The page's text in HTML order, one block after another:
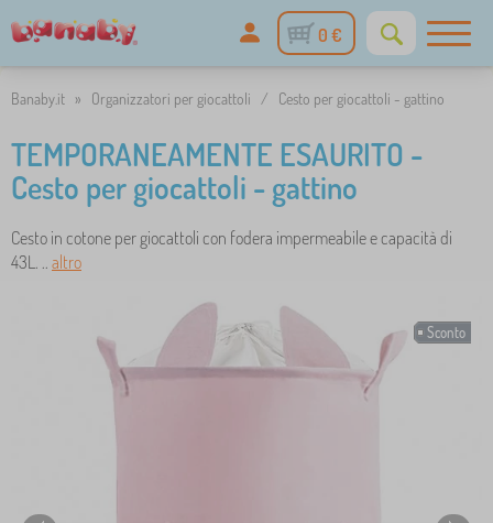
0 €
Banaby.it » Organizzatori per giocattoli / Cesto per giocattoli - gattino
TEMPORANEAMENTE ESAURITO -
Cesto per giocattoli - gattino
Cesto in cotone per giocattoli con fodera impermeabile e capacità di
43L. .. altro
Sconto